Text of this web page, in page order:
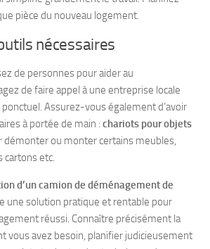
pièce du nouveau logement.
nécessaires
de personnes pour aider au
de faire appel à une entreprise locale
Assurez-vous également d’avoir
à portée de main : chariots pour objets
démonter ou monter certains meubles,
cartons etc.
d’un camion de déménagement de
une solution pratique et rentable pour
réussi. Connaître précisément la
vous avez besoin, planifier judicieusement